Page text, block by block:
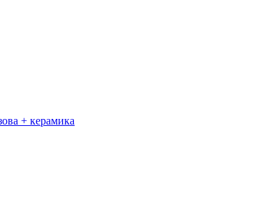
+ керамика